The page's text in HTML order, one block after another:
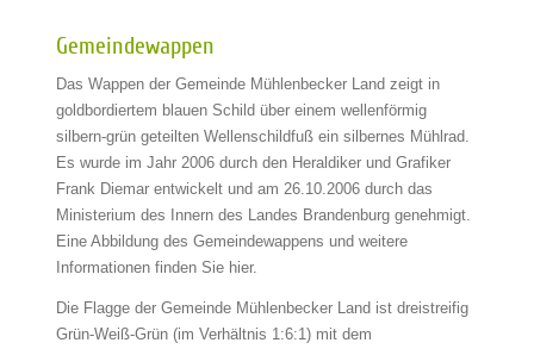
Gemeindewappen
Das Wappen der Gemeinde Mühlenbecker Land zeigt in
goldbordiertem blauen Schild über einem wellenförmig
silbern-grün geteilten Wellenschildfuß ein silbernes Mühlrad.
Es wurde im Jahr 2006 durch den Heraldiker und Grafiker
Frank Diemar entwickelt und am 26.10.2006 durch das
Ministerium des Innern des Landes Brandenburg genehmigt.
Eine Abbildung des Gemeindewappens und weitere
Informationen finden Sie hier.
Die Flagge der Gemeinde Mühlenbecker Land ist dreistreifig
Grün-Weiß-Grün (im Verhältnis 1:6:1) mit dem